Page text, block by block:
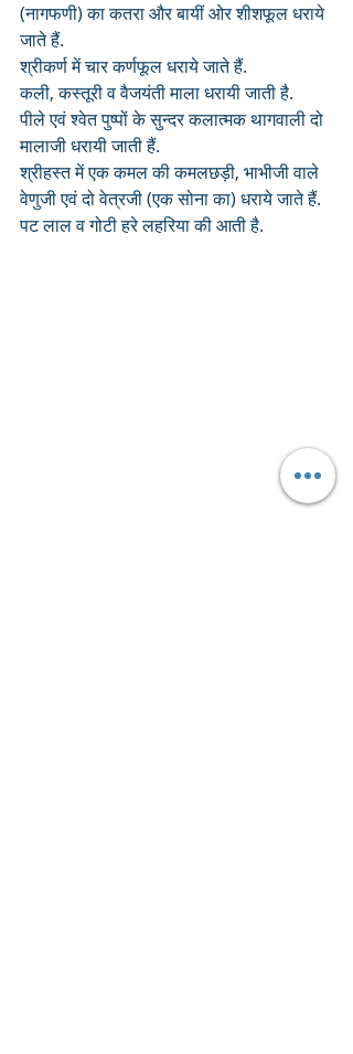
(नागफणी) का कतरा और बायीं ओर शीशफूल धराये
जाते हैं.
श्रीकर्ण में चार कर्णफूल धराये जाते हैं.
कली, कस्तूरी व वैजयंती माला धरायी जाती है.
पीले एवं श्वेत पुष्पों के सुन्दर कलात्मक थागवाली दो
मालाजी धरायी जाती हैं.
श्रीहस्त में एक कमल की कमलछड़ी, भाभीजी वाले
वेणुजी एवं दो वेत्रजी (एक सोना का) धराये जाते हैं.
पट लाल व गोटी हरे लहरिया की आती है.